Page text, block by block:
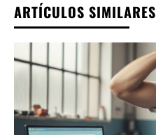
ARTÍCULOS SIMILARES